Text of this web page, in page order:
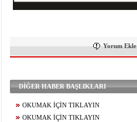
Yorum Ekle
DİĞER HABER BAŞLIKLARI
OKUMAK İÇİN TIKLAYIN
OKUMAK İÇİN TIKLAYIN